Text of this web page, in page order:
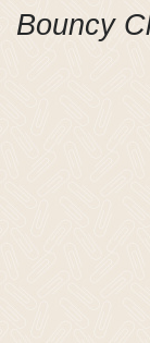
Bouncy